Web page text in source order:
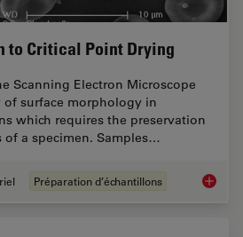
to Critical Point Drying
Scanning Electron Microscope
of surface morphology in
which requires the preservation
of a specimen. Samples…
Préparation d’échantillons Brief